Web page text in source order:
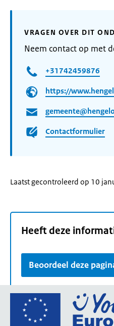
VRAGEN OVER DIT
Neem contact op met
+31742459876
https://
Contactformulier
Laatst gecontroleerd op 10
Heeft deze
Beoordeel deze